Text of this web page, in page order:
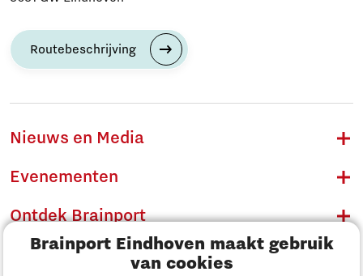
Brainport Eindhoven maakt gebruik
van cookies
Routebeschrijving
Nieuws en Media
Evenementen
Ontdek Brainport
Innovatie